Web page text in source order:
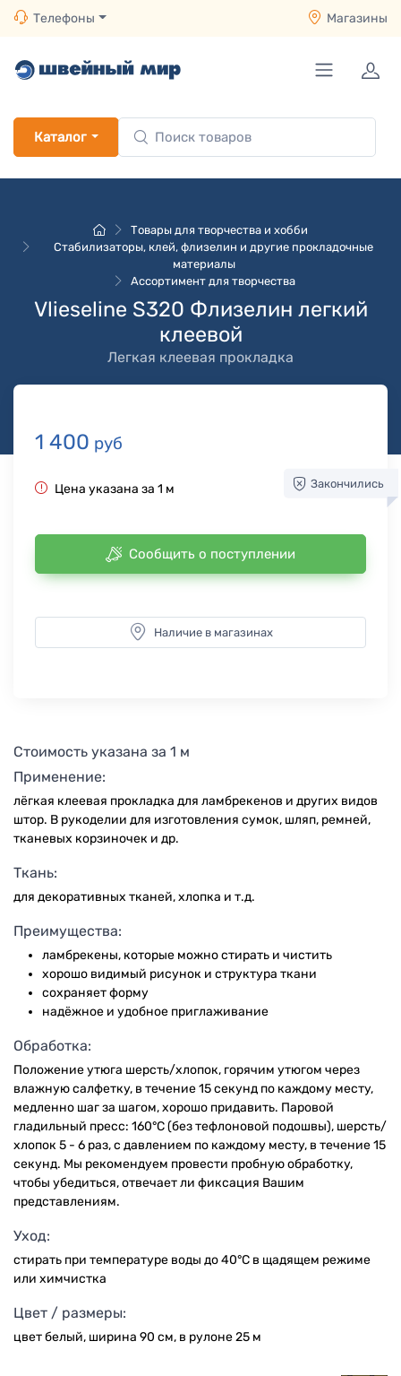
Телефоны Магазины
Каталог
Товары для творчества и хобби
Стабилизаторы, клей, флизелин и другие прокладочные
материалы
Ассортимент для творчества
Vlieseline S320 Флизелин легкий
клеевой
Легкая клеевая прокладка
1 400 руб
Закончились
Цена указана за 1 м
Сообщить о поступлении
Наличие в магазинах
Стоимость указана за 1 м
Применение:
лёгкая клеевая прокладка для ламбрекенов и других видов
штор. В рукоделии для изготовления сумок, шляп, ремней,
тканевых корзиночек и др.
Ткань:
для декоративных тканей, хлопка и т.д.
Преимущества:
ламбрекены, которые можно стирать и чистить
хорошо видимый рисунок и структура ткани
сохраняет форму
надёжное и удобное приглаживание
Обработка:
Положение утюга шерсть/хлопок, горячим утюгом через
влажную салфетку, в течение 15 секунд по каждому месту,
медленно шаг за шагом, хорошо придавить. Паровой
гладильный пресс: 160°C (без тефлоновой подошвы), шерсть/
хлопок 5 - 6 раз, с давлением по каждому месту, в течение 15
секунд. Мы рекомендуем провести пробную обработку,
чтобы убедиться, отвечает ли фиксация Вашим
представлениям.
Уход:
стирать при температуре воды до 40°C в щадящем режиме
или химчистка
Цвет / размеры:
цвет белый, ширина 90 см, в рулоне 25 м